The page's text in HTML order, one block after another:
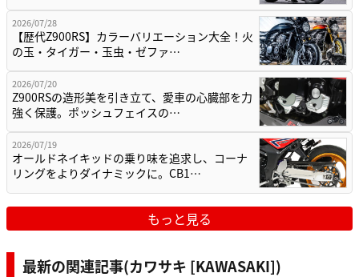
2026/07/28
【歴代Z900RS】カラーバリエーション大全！火
の玉・タイガー・玉虫・ゼファ…
2026/07/20
Z900RSの造形美を引き立て、愛車の心臓部を力
強く保護。ポッシュフェイスの…
2026/07/19
オールドネイキッドの乗り味を追求し、コーナ
リングをよりダイナミックに。CB1…
もっと見る
最新の関連記事(カワサキ [KAWASAKI])